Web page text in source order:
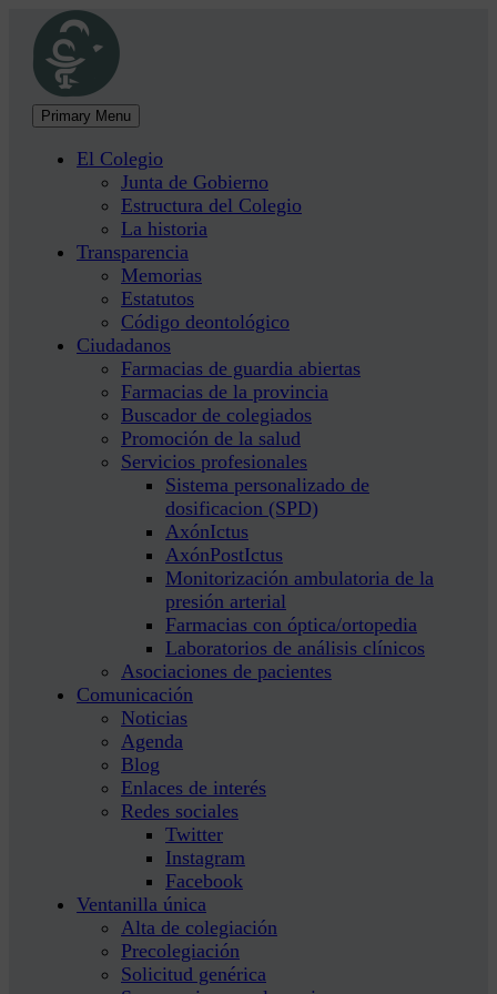
Primary Menu
El Colegio
Junta de Gobierno
Estructura del Colegio
La historia
Transparencia
Memorias
Estatutos
Código deontológico
Ciudadanos
Farmacias de guardia abiertas
Farmacias de la provincia
Buscador de colegiados
Promoción de la salud
Servicios profesionales
Sistema personalizado de
dosificacion (SPD)
AxónIctus
AxónPostIctus
Monitorización ambulatoria de la
presión arterial
Farmacias con óptica/ortopedia
Laboratorios de análisis clínicos
Asociaciones de pacientes
Comunicación
Noticias
Agenda
Blog
Enlaces de interés
Redes sociales
Twitter
Instagram
Facebook
Ventanilla única
Alta de colegiación
Precolegiación
Solicitud genérica